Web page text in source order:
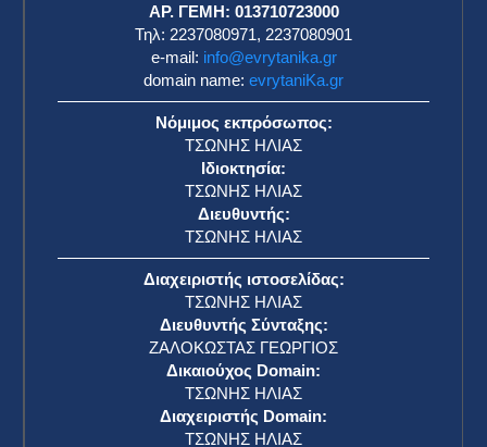
ΑΡ. ΓΕΜΗ: 013710723000
Τηλ: 2237080971, 2237080901
e-mail: info@evrytanika.gr
domain name: evrytaniKa.gr
Νόμιμος εκπρόσωπος:
ΤΣΩΝΗΣ ΗΛΙΑΣ
Ιδιοκτησία:
ΤΣΩΝΗΣ ΗΛΙΑΣ
Διευθυντής:
ΤΣΩΝΗΣ ΗΛΙΑΣ
Διαχειριστής ιστοσελίδας:
ΤΣΩΝΗΣ ΗΛΙΑΣ
Διευθυντής Σύνταξης:
ΖΑΛΟΚΩΣΤΑΣ ΓΕΩΡΓΙΟΣ
Δικαιούχος Domain:
ΤΣΩΝΗΣ ΗΛΙΑΣ
Διαχειριστής Domain:
ΤΣΩΝΗΣ ΗΛΙΑΣ